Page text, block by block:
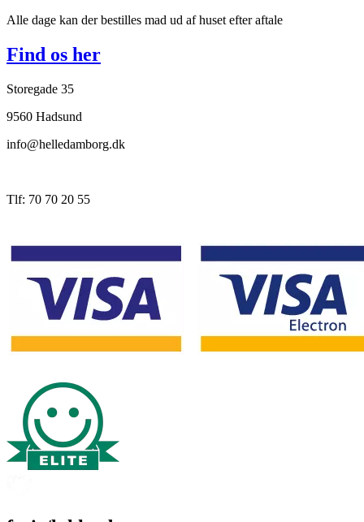
Alle dage kan der bestilles mad ud af huset efter aftale
Find os her
Storegade 35
9560 Hadsund
info@helledamborg.dk
Tlf: 70 70 20 55